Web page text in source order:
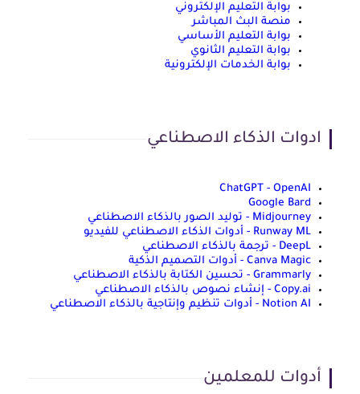
بوابة التعليم الإلكتروني
منصة البث المباشر
بوابة التعليم الأساسي
بوابة التعليم الثانوي
بوابة الخدمات الإلكترونية
ادوات الذكاء الاصطناعي
ChatGPT - OpenAI
Google Bard
Midjourney - توليد الصور بالذكاء الاصطناعي
Runway ML - أدوات الذكاء الاصطناعي للفيديو
DeepL - ترجمة بالذكاء الاصطناعي
Canva Magic - أدوات التصميم الذكية
Grammarly - تحسين الكتابة بالذكاء الاصطناعي
Copy.ai - إنشاء نصوص بالذكاء الاصطناعي
Notion AI - أدوات تنظيم وإنتاجية بالذكاء الاصطناعي
أدوات للمعلمين